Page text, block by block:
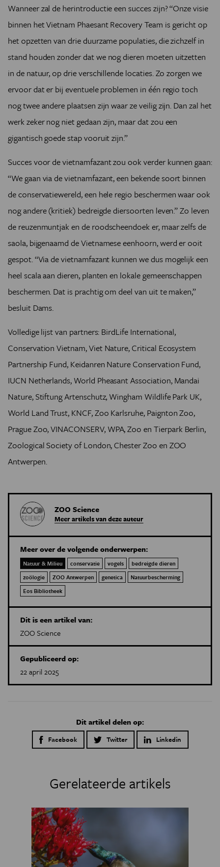
Wanneer zal de herintroductie een succes zijn? “Onze visie
binnen het Vietnam Phaesant Recovery Team is gericht op
het opzetten van drie duurzame populaties, die zichzelf in
stand houden zonder dat we nog dieren moeten uitzetten
in de natuur, op drie verschillende locaties. Zo zorgen we
ervoor dat er bij eventuele problemen in één regio toch
nog twee andere plaatsen zijn waar ze veilig zijn. Dan zal het
werk zeker nog niet gedaan zijn, maar dat zou een
gigantisch goede stap vooruit zijn.”
Succes voor de vietnamfazant zou ook verder kunnen gaan:
“We gaan via de vietnamfazant, een bekende soort binnen
de conservatiewereld, een hele regio beschermen waar ook
nog andere (kritiek) bedreigde diersoorten leven.” Zo leven
de reuzenmuntjak en de roodscheendoek er, maar zelfs de
saola, bijgenaamd de Vietnamese eenhoorn, werd er ooit
gespot. “Via de vietnamfazant kunnen we dus mogelijk een
heel scala aan dieren, planten en lokale gemeenschappen
beschermen. Dat is prachtig om deel van uit te maken,”
besluit Dams.
Volledige lijst van partners: BirdLife International,
Conservation Vietnam, Viet Nature, Critical Ecosystem
Partnership Fund, Keidanren Nature Conservation Fund,
IUCN Netherlands, World Pheasant Association, Mandai
Nature, Stiftung Artenschutz, Wingham Wildlife Park UK,
World Land Trust, KNCF, Zoo Karlsruhe, Paignton Zoo,
Prague Zoo, VINACONSERV, WPA, Zoo en Tierpark Berlin,
Zoological Society of London, Chester Zoo en ZOO
Antwerpen.
ZOO Science
Meer artikels van deze auteur
Meer over de volgende onderwerpen:
Natuur & Milieu conservatie vogels
bedreigde dieren
zoölogie
ZOO Antwerpen genetica
Natuurbescherming
Eos Bibliotheek
Dit is een artikel van:
ZOO Science
Gepubliceerd op:
22 april 2025
Dit artikel delen op:
Facebook Twitter Linkedin
Gerelateerde artikels